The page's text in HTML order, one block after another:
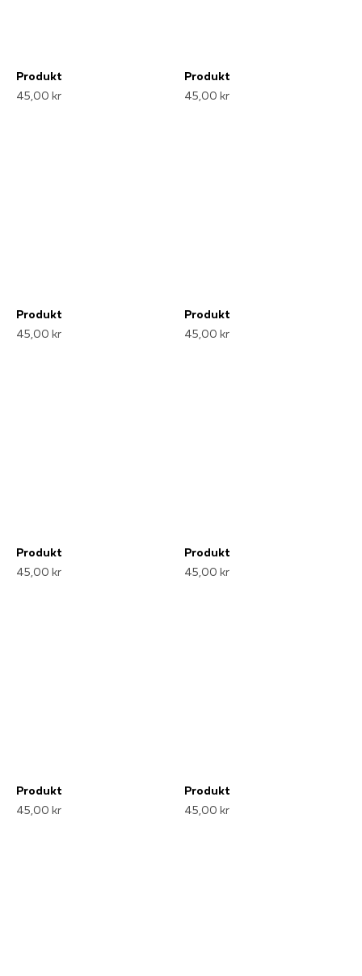
Produkt
45,00 kr
Produkt
45,00 kr
Produkt
45,00 kr
Produkt
45,00 kr
Produkt
45,00 kr
Produkt
45,00 kr
Produkt
45,00 kr
Produkt
45,00 kr